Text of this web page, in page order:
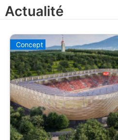
Actualité
Concept